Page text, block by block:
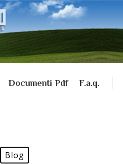
Documenti Pdf F.a.q.
Blog